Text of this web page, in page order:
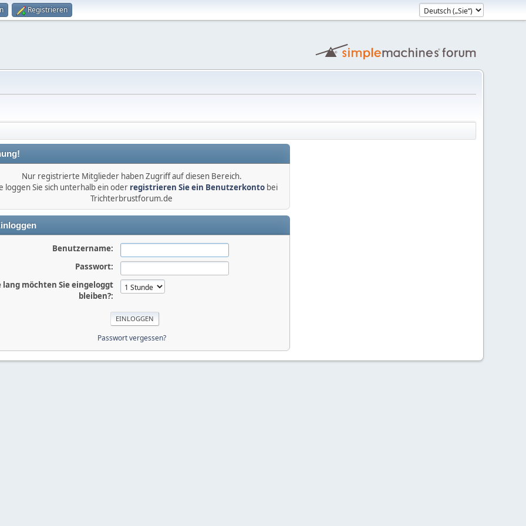
Registrieren
Nur registrierte Mitglieder haben Zugriff auf diesen Bereich.
loggen Sie sich unterhalb ein oder registrieren Sie ein Benutzerkontobei
Trichterbrustforum.de
Benutzername:
Passwort:
lang möchten Sie eingeloggt
bleiben?:
Passwort vergessen?